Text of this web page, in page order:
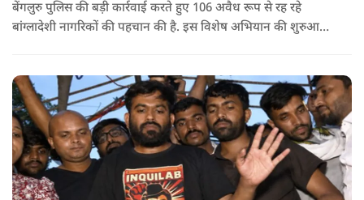
बेंगलुरु पुलिस की बड़ी कार्रवाई करते हुए 106 अवैध रूप से रह रहे
बांग्लादेशी नागरिकों की पहचान की है. इस विशेष अभियान की शुरुआत